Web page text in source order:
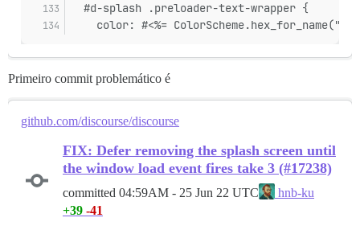
  #d-splash .preloader-text-wrapper {
color: #<%=
Primeiro commit problemático é
github.com/discourse/discourse
FIX: Defer removing the splash screen until
the window load event fires take 3 (#17238)
committed 04:59AM - 25 Jun 22 UTC
hnb-ku
+39 -41